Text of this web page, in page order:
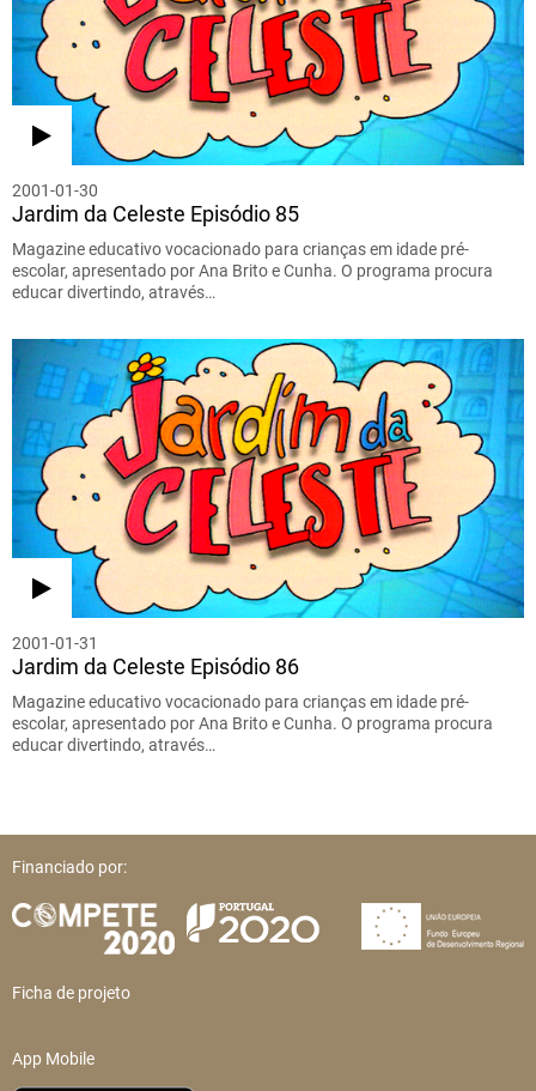
2001-01-30
Jardim da Celeste Episódio 85
Magazine educativo vocacionado para crianças em idade pré-
escolar, apresentado por Ana Brito e Cunha. O programa procura
educar divertindo, através…
2001-01-31
Jardim da Celeste Episódio 86
Magazine educativo vocacionado para crianças em idade pré-
escolar, apresentado por Ana Brito e Cunha. O programa procura
educar divertindo, através…
Financiado por:
Ficha de projeto
App Mobile